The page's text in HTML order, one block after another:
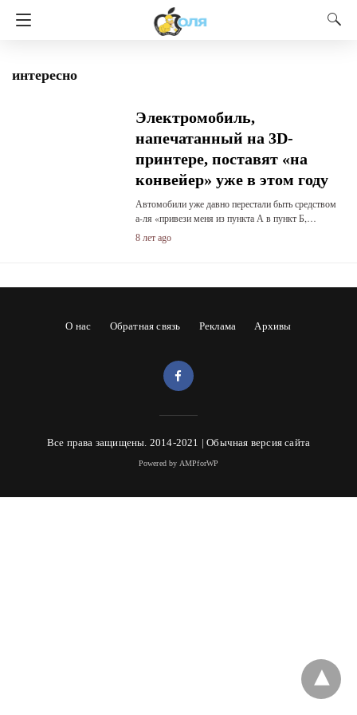
интересно
Электромобиль,
напечатанный на 3D-
принтере, поставят «на
конвейер» уже в этом году
Автомобили уже давно перестали быть средством
а-ля «привези меня из пункта А в пункт Б,…
8 лет ago
О нас Обратная связь Реклама Архивы
Все права защищены. 2014-2021 |Обычная версия сайта
Powered by AMPforWP